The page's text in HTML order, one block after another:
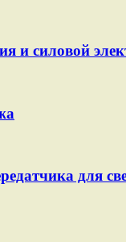
и силовой
для